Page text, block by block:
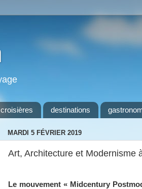
croisières destinations
MARDI 5 FÉVRIER 2019
Art, Architecture et Modernisme
Le mouvement « Midcentury